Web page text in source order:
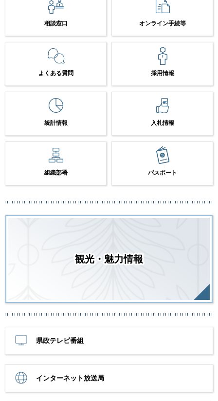
相談窓口 オンライン手続等
よくある質問 採用情報
統計情報 入札情報
組織部署 パスポート
観光・魅力情報
県政テレビ番組
インターネット放送局